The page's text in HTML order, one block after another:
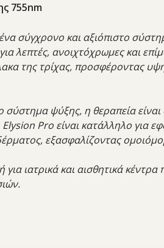
755nm
σύγχρονο και αξιόπιστο
λεπτές, ανοιχτόχρωμες και
της τρίχας, προσφέροντας
ψύξης, η θεραπεία
Elysion Pro είναι κατάλληλο
εξασφαλίζοντας
για ιατρικά και αισθητικά